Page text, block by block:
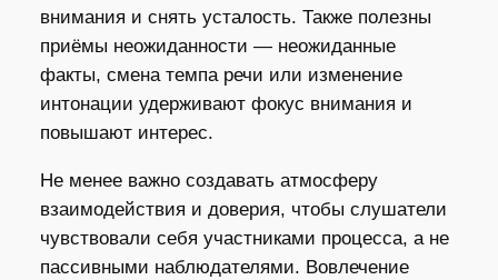
внимания и снять усталость. Также полезны
приёмы неожиданности — неожиданные
факты, смена темпа речи или изменение
интонации удерживают фокус внимания и
повышают интерес.
Не менее важно создавать атмосферу
взаимодействия и доверия, чтобы слушатели
чувствовали себя участниками процесса, а не
пассивными наблюдателями. Вовлечение